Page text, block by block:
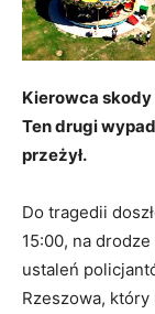
Kierowca
Ten drugi
przeżył.
Do tragedii
15:00, na
ustaleń
Rzeszowa, który